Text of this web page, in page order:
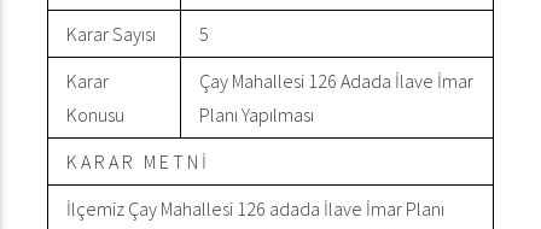
Karar Sayısı
5
Karar
Konusu
Çay Mahallesi 126 Adada İlave İmar
Planı Yapılması
K A R A R M E T N İ
İlçemiz Çay Mahallesi 126 adada İlave İmar Planı